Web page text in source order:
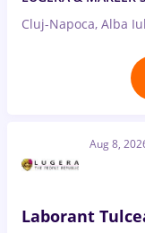
Cluj-Napoca, Alba
Aug 8,
Laborant